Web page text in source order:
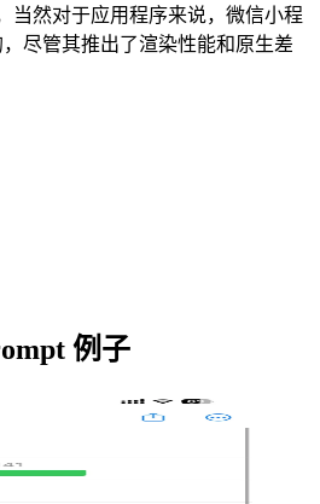
当然对于应用程序来说，微信小程
尽管其推出了渲染性能和原生差
例子